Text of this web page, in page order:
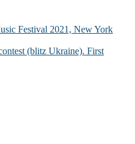
Festival 2021, New York
(blitz Ukraine). First